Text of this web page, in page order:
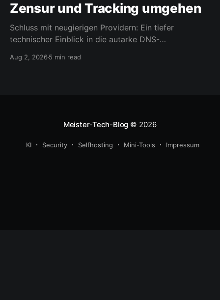
Zensur und Tracking umgehen
Schluss mit neugierigen Providern: Ein tiefer
technischer Einblick in die autarke DNS-
Aug 2, 20265 min read
Meister-Tech-Blog © 2026
KI Security Selfhosting Mini-Tools Impressum